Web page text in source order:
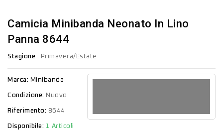
Camicia Minibanda Neonato In Lino
Panna 8644
Stagione : Primavera/Estate
Marca: Minibanda
Condizione: Nuovo
Riferimento: 8644
Disponibile: 1 Articoli